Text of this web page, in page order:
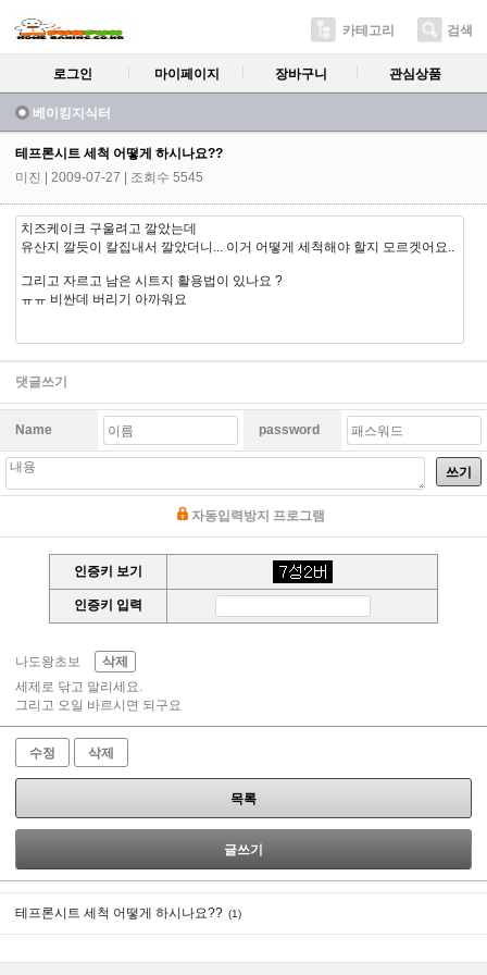
카테고리 검색
로그인 마이페이지 장바구니 관심상품
베이킹지식터
테프론시트 세척 어떻게 하시나요??
미진
| 2009-07-27 | 조회수 5545
치즈케이크 구울려고 깔았는데
유산지 깔듯이 칼집내서 깔았더니... 이거 어떻게 세척해야 할지 모르겟어요..
그리고 자르고 남은 시트지 활용법이 있나요 ?
ㅠㅠ 비싼데 버리기 아까워요
댓글쓰기
Name password
쓰기
자동입력방지 프로그램
인증키 보기
인증키 입력
나도왕초보
삭제
세제로 닦고 말리세요.
그리고 오일 바르시면 되구요
수정 삭제
목록
글쓰기
테프론시트 세척 어떻게 하시나요?? (1)